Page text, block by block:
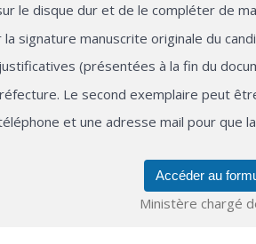
le disque dur et de le compléter de
signature manuscrite originale du
(présentées à la fin du
Le second exemplaire peut
et une adresse mail pour
Accéder au
Ministère chargé